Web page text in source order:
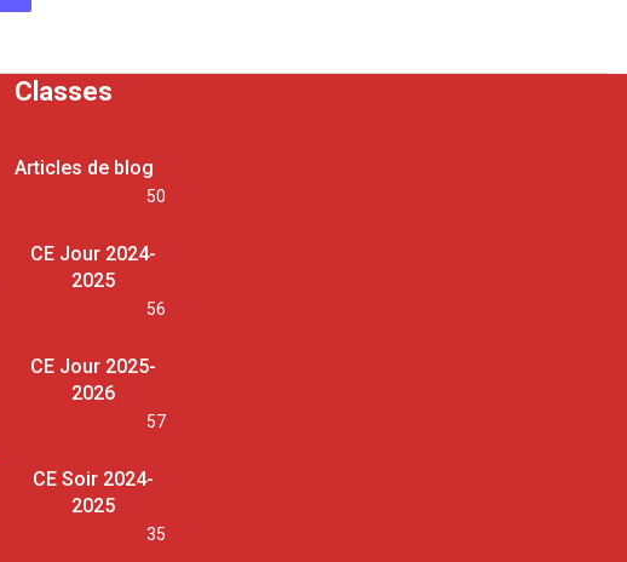
Classes
Articles de blog
50
CE Jour 2024-
2025
56
CE Jour 2025-
2026
57
CE Soir 2024-
2025
35